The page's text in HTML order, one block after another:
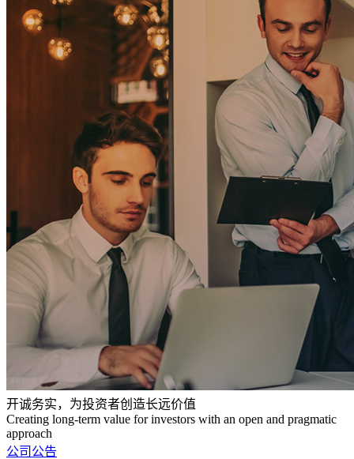
开诚务实，为投资者创造长远价值
Creating long-term value for investors with an open and pragmatic
approach
公司公告